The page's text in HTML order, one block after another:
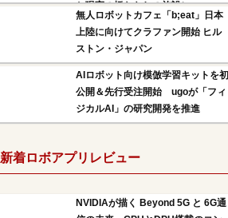
と現実の橋わたしの施設に
無人ロボットカフェ「b;eat」日本
上陸に向けてクラファン開始 ヒル
ストン・ジャパン
AIロボット向け模倣学習キットを初
公開＆先行受注開始 ugoが「フィ
ジカルAI」の研究開発を推進
新着ロボアプリレビュー
NVIDIAが描く Beyond 5G と 6G通